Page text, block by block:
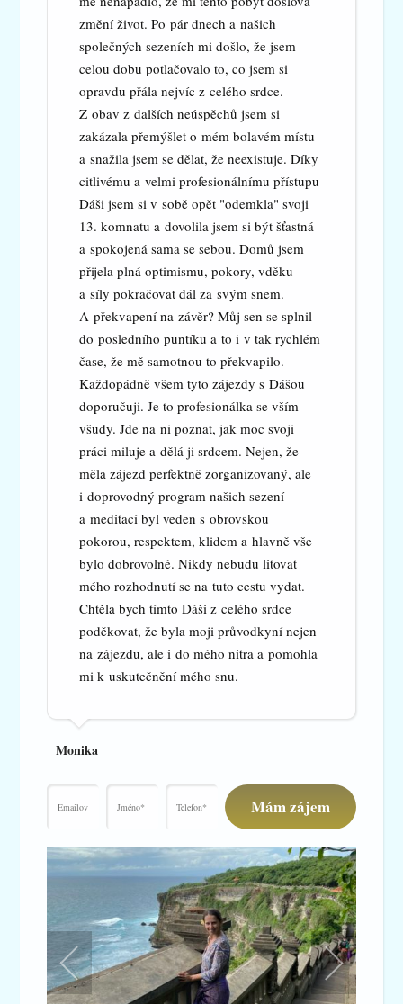
změní život. Po pár dnech a našich
společných sezeních mi došlo, že jsem
celou dobu potlačovalo to, co jsem si
opravdu přála nejvíc z celého srdce.
Z obav z dalších neúspěchů jsem si
zakázala přemýšlet o mém bolavém místu
a snažila jsem se dělat, že neexistuje. Díky
citlivému a velmi profesionálnímu přístupu
Dáši jsem si v sobě opět "odemkla" svoji
13. komnatu a dovolila jsem si být šťastná
a spokojená sama se sebou. Domů jsem
přijela plná optimismu, pokory, vděku
a síly pokračovat dál za svým snem.
A překvapení na závěr? Můj sen se splnil
do posledního puntíku a to i v tak rychlém
čase, že mě samotnou to překvapilo.
Každopádně všem tyto zájezdy s Dášou
doporučuji. Je to profesionálka se vším
všudy. Jde na ni poznat, jak moc svoji
práci miluje a dělá ji srdcem. Nejen, že
měla zájezd perfektně zorganizovaný, ale
i doprovodný program našich sezení
a meditací byl veden s obrovskou
pokorou, respektem, klidem a hlavně vše
bylo dobrovolné. Nikdy nebudu litovat
mého rozhodnutí se na tuto cestu vydat.
Chtěla bych tímto Dáši z celého srdce
poděkovat, že byla moji průvodkyní nejen
na zájezdu, ale i do mého nitra a pomohla
mi k uskutečnění mého snu.
Monika
Mám zájem